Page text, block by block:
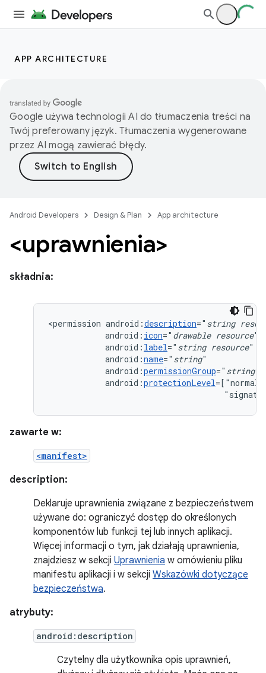
APP ARCHITECTURE
Google używa technologii AI do tłumaczenia treści na
Twój preferowany język. Tłumaczenia wygenerowane
przez AI mogą zawierać błędy.
Android Developers Design & Plan App architecture
<uprawnienia>
składnia:
<permission android:description=" string
android: icon=" drawable resource
android: label=" string resource
android:name=" string
android:permissionGroup=" string
android:protectionLevel=["normal"
zawarte w:
<manifest>
description:
Deklaruje uprawnienia związane z bezpieczeństwem
używane do: ograniczyć dostęp do określonych
komponentów lub funkcji tej lub innych aplikacji.
Więcej informacji o tym, jak działają uprawnienia,
znajdziesz w sekcji Uprawnienia w omówieniu pliku
manifestu aplikacji i w sekcji Wskazówki dotyczące
bezpieczeństwa.
atrybuty:
android:description
Czytelny dla użytkownika opis uprawnień,